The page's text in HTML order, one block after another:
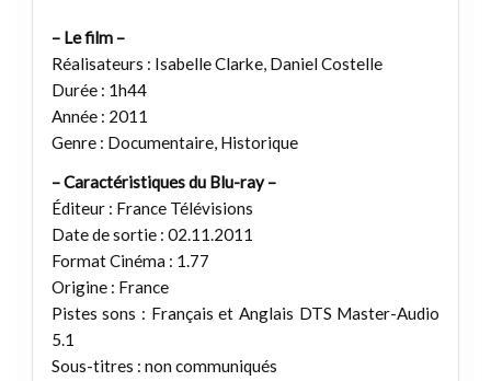
– Le film –
Réalisateurs : Isabelle Clarke, Daniel Costelle
Durée : 1h44
Année : 2011
Genre : Documentaire, Historique
– Caractéristiques du Blu-ray –
Éditeur : France Télévisions
Date de sortie : 02.11.2011
Format Cinéma : 1.77
Origine : France
Pistes sons : Français et Anglais DTS Master-Audio
5.1
Sous-titres : non communiqués